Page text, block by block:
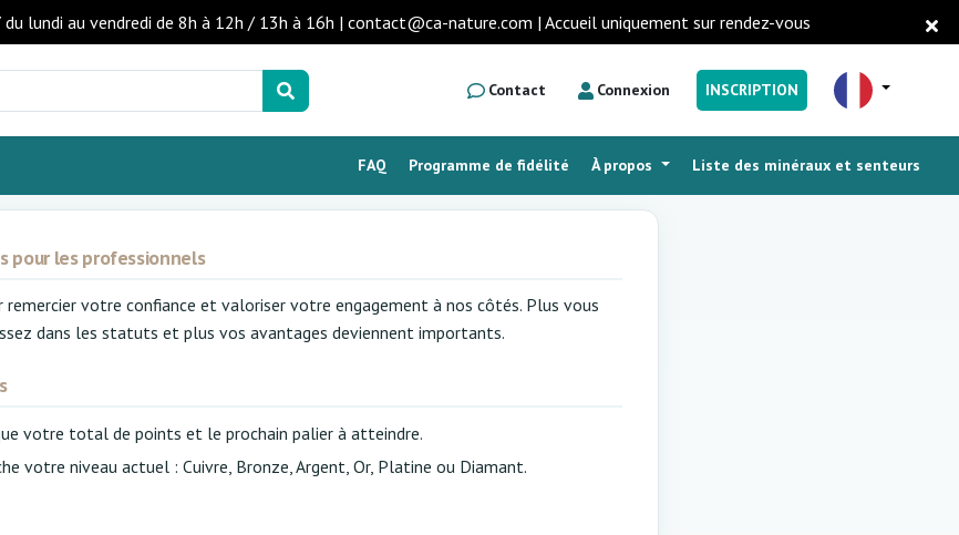
lundi au vendredi de 8h à 12h / 13h à 16h | contact@ca-nature.com | Accueil uniquement sur rendez-vous
Contact Connexion INSCRIPTION
Liste des minéraux et senteurs
À propos
Programme de fidélité
FAQ
Programme de fidélité
pour les professionnels
remercier votre confiance et valoriser votre engagement à nos côtés. Plus vous
dans les statuts et plus vos avantages deviennent importants.
votre total de points et le prochain palier à atteindre.
votre niveau actuel : Cuivre, Bronze, Argent, Or, Platine ou Diamant.